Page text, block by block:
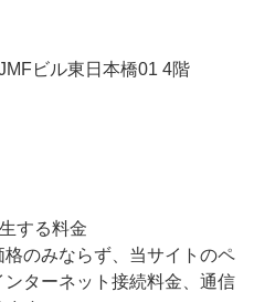
ビル東日本橋01 4階
する料金
のみならず、当サイトのペ
ターネット接続料金、通信